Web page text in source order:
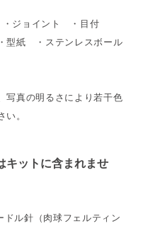
・ジョイント ・目付
紙 ・ステンレスボール
写真の明るさにより若干色
い。
キットに含まれませ
ル針（肉球フェルティン